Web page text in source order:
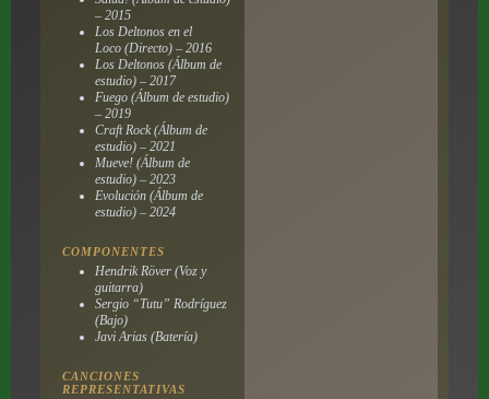
– 2015
Los Deltonos en el
Loco(Directo) – 2016
Los Deltonos(Álbum de
estudio) – 2017
Fuego(Álbum de estudio)
– 2019
Craft Rock(Álbum de
estudio) – 2021
Mueve!(Álbum de
estudio) – 2023
Evolución(Álbum de
estudio) – 2024
COMPONENTES
Hendrik Röver (Voz y
guitarra)
Sergio “Tutu” Rodríguez
(Bajo)
Javi Arias (Batería)
CANCIONES
REPRESENTATIVAS